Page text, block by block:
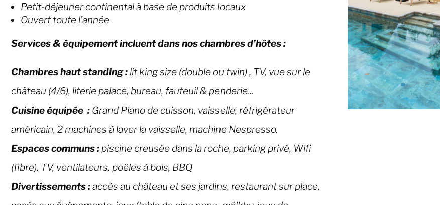
Petit-déjeuner continental à base de produits locaux
Ouvert toute l’année
Services & équipement incluent dans nos chambres d’hôtes :
Chambres haut standing : lit king size (double ou twin) , TV, vue sur le
château (4/6), literie palace, bureau, fauteuil & penderie…
Cuisine équipée : Grand Piano de cuisson, vaisselle, réfrigérateur
américain, 2 machines à laver la vaisselle, machine Nespresso.
Espaces communs : piscine creusée dans la roche, parking privé, Wifi
(fibre), TV, ventilateurs, poêles à bois, BBQ
Divertissements:accès au château et ses jardins, restaurant sur place,